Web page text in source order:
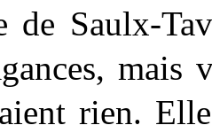
de Saulx-
rien.